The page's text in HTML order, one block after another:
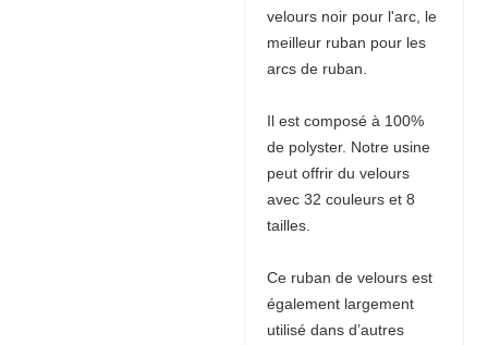
velours noir pour l'arc, le
meilleur ruban pour les
arcs de ruban.
Il est composé à 100%
de polyster. Notre usine
peut offrir du velours
avec 32 couleurs et 8
tailles.
Ce ruban de velours est
également largement
utilisé dans d’autres